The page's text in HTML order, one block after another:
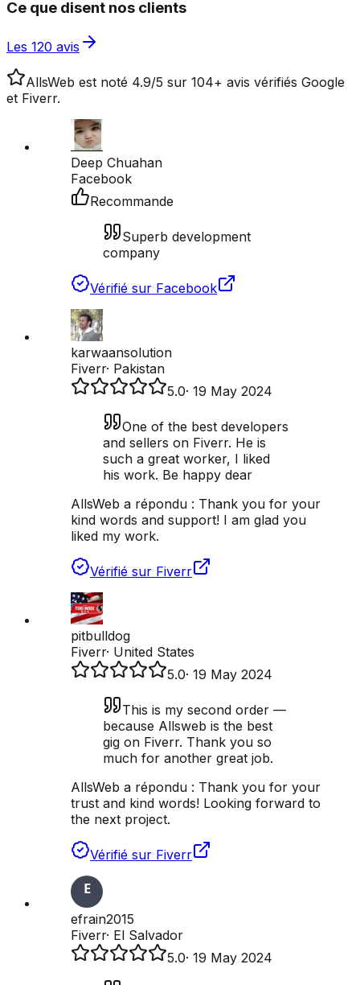
Ce que disent nos clients
Les 120 avis
AllsWeb est noté 4.9/5 sur 104+ avis vérifiés Google
et Fiverr.
Deep Chuahan
Facebook
Recommande
Superb development
company
Vérifié sur Facebook
karwaansolution
Fiverr· Pakistan
5.0· 19 May 2024
One of the best developers
and sellers on Fiverr. He is
such a great worker, I liked
his work. Be happy dear
AllsWeb a répondu : Thank you for your
kind words and support! I am glad you
liked my work.
Vérifié sur Fiverr
pitbulldog
Fiverr· United States
5.0· 19 May 2024
This is my second order —
because Allsweb is the best
gig on Fiverr. Thank you so
much for another great job.
AllsWeb a répondu : Thank you for your
trust and kind words! Looking forward to
the next project.
Vérifié sur Fiverr
efrain2015
Fiverr· El Salvador
5.0· 19 May 2024